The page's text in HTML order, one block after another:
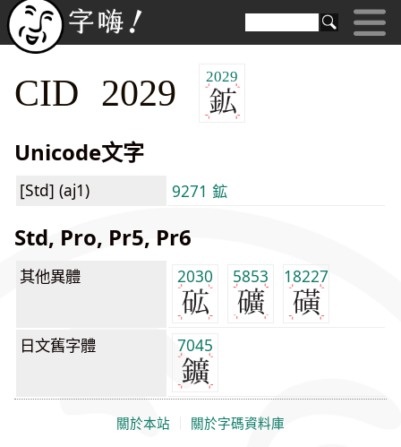
CID 2029 2029
Unicode文字
[Std] (aj1) 9271 鉱
Std, Pro, Pr5, Pr6
其他異體 2030 5853 18227
日文舊字體 7045
關於本站 關於字碼資料庫